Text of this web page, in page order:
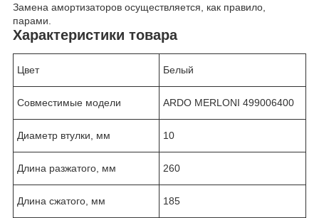
Замена амортизаторов осуществляется, как правило,
парами.
Характеристики товара
Цвет Белый
Совместимые модели ARDO MERLONI 499006400
Диаметр втулки, мм 10
Длина разжатого, мм 260
Длина сжатого, мм 185